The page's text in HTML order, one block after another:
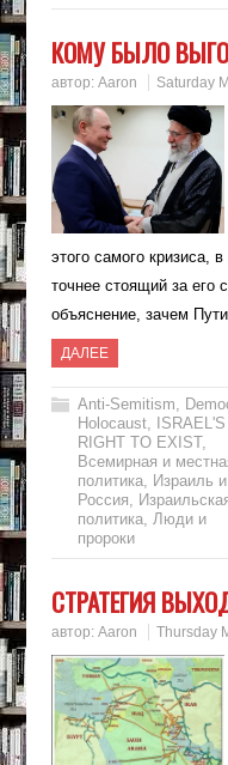
КОМУ БЫЛО
автор: Aaron Saturday
этого самого кризиса,
точнее стоящий за его
объяснение, зачем
ДАЛЕЕ
Anti-Semitism,
Holocaust,
ISRAEL'S
RIGHT TO EXIST,
Всемирная и
политика, Израиль и
Россия,
политика, Люди и
пророки
СТРАТЕГИЯ
автор: Aaron Thursday